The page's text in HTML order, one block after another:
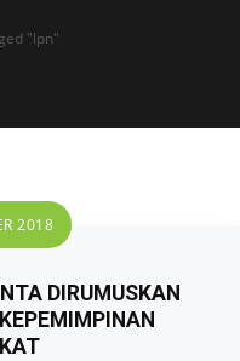
"lpn"
2018
DIRUMUSKAN